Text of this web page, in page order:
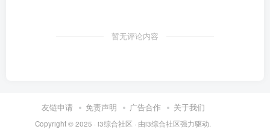
暂无评论内容
友链申请 免责声明 广告合作 关于我们
Copyright © 2025 · i3综合社区 · 由i3综合社区强力驱动.